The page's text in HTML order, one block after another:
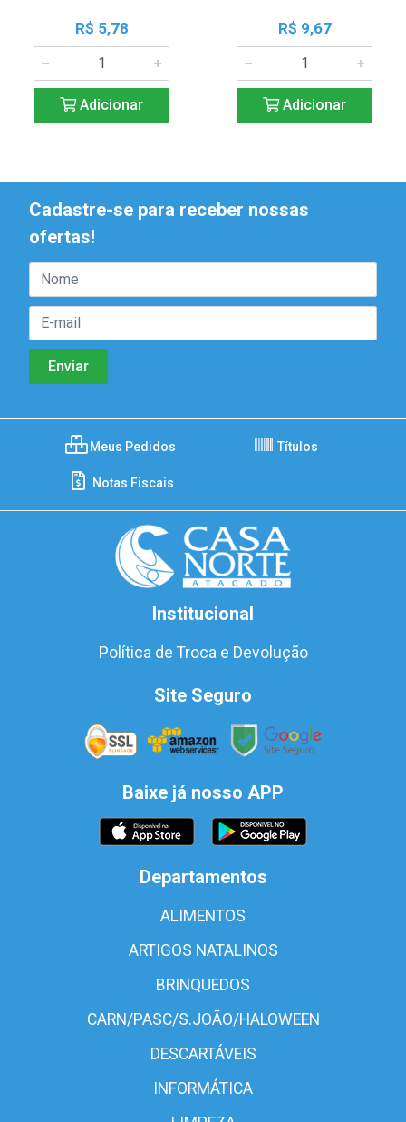
R$ 5,78
Adicionar
R$ 9,67
Adicionar
Cadastre-se para receber nossas
ofertas!
Meus Pedidos Títulos
Notas Fiscais
Institucional
Política de Troca e Devolução
Site Seguro
Baixe já nosso APP
Departamentos
ALIMENTOS
ARTIGOS NATALINOS
BRINQUEDOS
CARN/PASC/S.JOÃO/HALOWEEN
DESCARTÁVEIS
INFORMÁTICA